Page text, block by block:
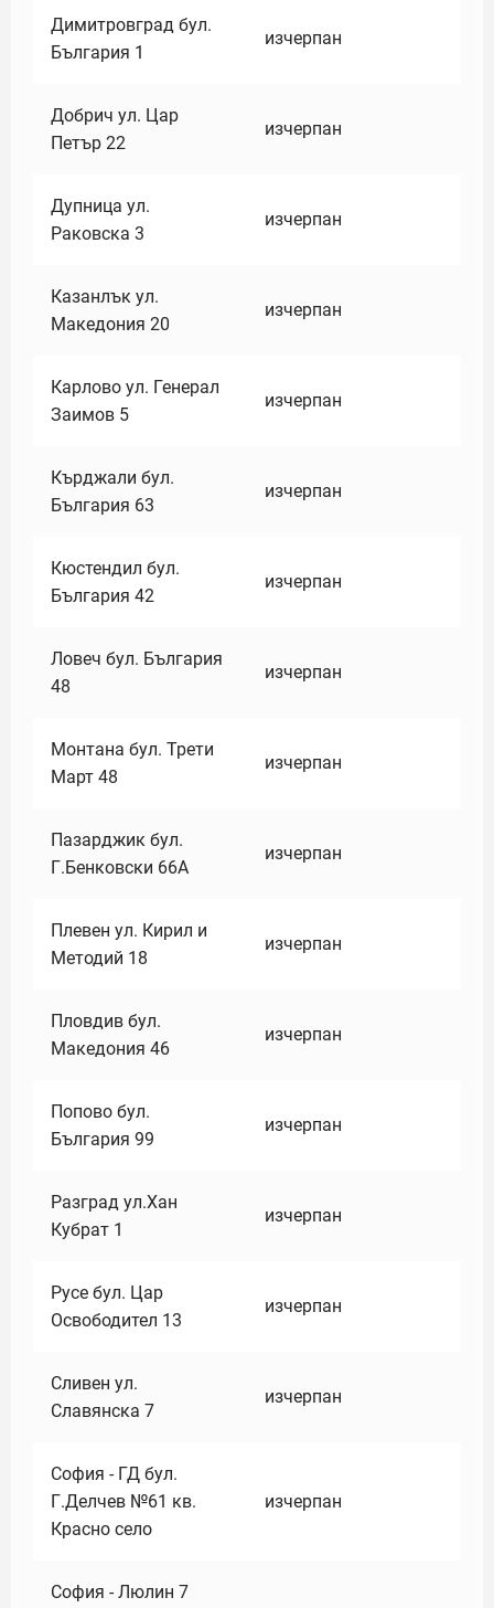
Димитровград бул.
България 1
изчерпан
Добрич ул. Цар
Петър 22
изчерпан
Дупница ул.
Раковска 3
изчерпан
Казанлък ул.
Македония 20
изчерпан
Карлово ул. Генерал
Заимов 5
изчерпан
Кърджали бул.
България 63
изчерпан
Кюстендил бул.
България 42
изчерпан
Ловеч бул. България
48
изчерпан
Монтана бул. Трети
Март 48
изчерпан
Пазарджик бул.
Г.Бенковски 66А
изчерпан
Плевен ул. Кирил и
Методий 18
изчерпан
Пловдив бул.
Македония 46
изчерпан
Попово бул.
България 99
изчерпан
Разград ул.Хан
Кубрат 1
изчерпан
Русе бул. Цар
Освободител 13
изчерпан
Сливен ул.
Славянска 7
изчерпан
София - ГД бул.
Г.Делчев №61 кв.
Красно село
изчерпан
София - Люлин 7